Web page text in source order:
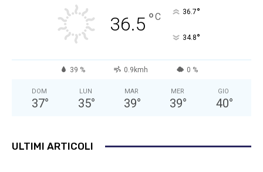
36.5 °C 36.7°
34.8°
39 % 0.9kmh 0 %
DOM
37°
LUN
35°
MAR
39°
MER
39°
GIO
40°
ULTIMI ARTICOLI